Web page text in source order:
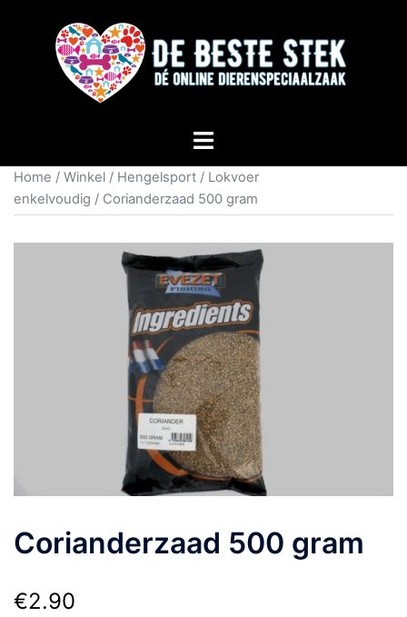
Home / Winkel / Hengelsport / Lokvoer
enkelvoudig / Corianderzaad 500 gram
Corianderzaad 500 gram
€2.90